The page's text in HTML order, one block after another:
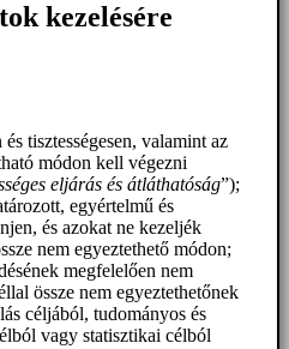
kezelésére
tisztességesen, valamint az
módon kell végezni
eljárás és átláthatóság”);
egyértelmű és
és azokat ne kezeljék
nem egyeztethető módon;
megfelelően nem
össze nem egyeztethetőnek
céljából, tudományos és
vagy statisztikai célból